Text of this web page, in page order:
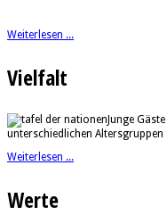
Weiterlesen ...
Vielfalt
Junge
unterschiedlichen
Weiterlesen ...
Werte